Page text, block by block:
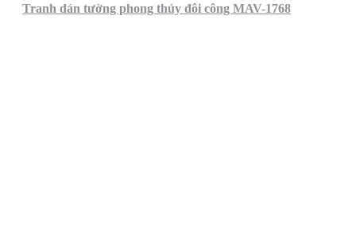
Tranh dán tường phong thủy đôi công MAV-1768